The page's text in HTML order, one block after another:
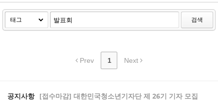
검색
Prev 1 Next
공지사항 [접수마감] 대한민국청소년기자단 제 26기 기자 모집